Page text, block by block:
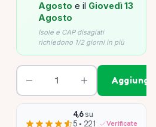
Agosto e il Giovedì 13
Agosto
Isole e CAP disagiati
richiedono 1/2 giorni in più
4,6su
5 • 221
Verificate